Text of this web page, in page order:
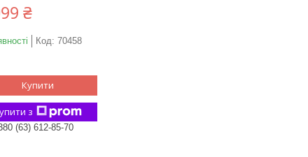
₴
Код: 70458
Купити
з
(63) 612-85-70